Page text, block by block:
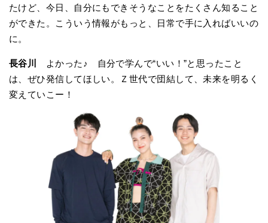
たけど、今日、自分にもできそうなことをたくさん知ること
ができた。こういう情報がもっと、日常で手に入ればいいの
に。
長谷川
よかった♪ 自分で学んで“いい！”と思ったこと
は、ぜひ発信してほしい。Ｚ世代で団結して、未来を明るく
変えていこー！